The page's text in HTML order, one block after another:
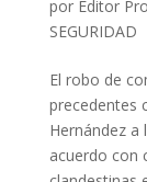
por Editor
SEGURIDAD
El robo de
precedentes
Hernández a
acuerdo con